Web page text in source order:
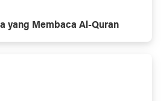
yang Membaca Al-Quran